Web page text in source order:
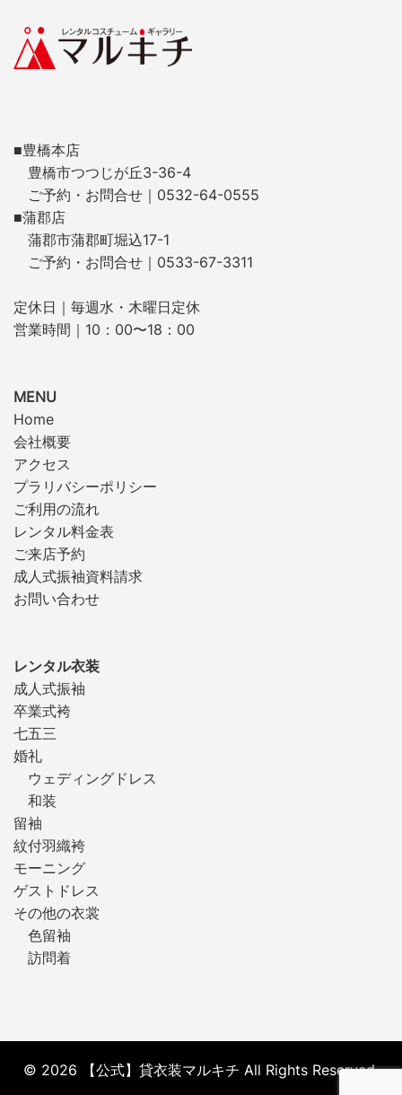
■豊橋本店
豊橋市つつじが丘3-36-4
ご予約・お問合せ｜0532-64-0555
■蒲郡店
蒲郡市蒲郡町堀込17-1
ご予約・お問合せ｜0533-67-3311
定休日｜毎週水・木曜日定休
営業時間｜10：00〜18：00
MENU
Home
会社概要
アクセス
プラリバシーポリシー
ご利用の流れ
レンタル料金表
ご来店予約
成人式振袖資料請求
お問い合わせ
レンタル衣装
成人式振袖
卒業式袴
七五三
婚礼
ウェディングドレス
和装
留袖
紋付羽織袴
モーニング
ゲストドレス
その他の衣裳
色留袖
訪問着
© 2026 【公式】貸衣装マルキチ All Rights Reserved.